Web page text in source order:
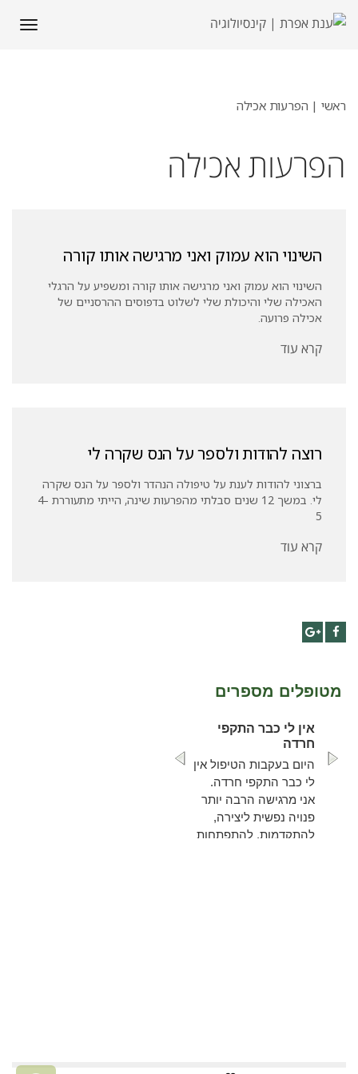
ראשי | הפרעות אכילה
הפרעות אכילה
השינוי הוא עמוק ואני מרגישה אותו קורה
השינוי הוא עמוק ואני מרגישה אותו קורה ומשפיע על הרגלי
האכילה שלי והיכולת שלי לשלוט בדפוסים ההרסניים של
אכילה פרועה.
קרא עוד
רוצה להודות ולספר על הנס שקרה לי
ברצוני להודות לענת על טיפולה הנהדר ולספר על הנס שקרה
לי. במשך 12 שנים סבלתי מהפרעות שינה, הייתי מתעוררת 4-
5
קרא עוד
מטופלים מספרים
אין לי כבר התקפי
חרדה
היום בעקבות הטיפול אין
לי כבר התקפי חרדה.
אני מרגישה הרבה יותר
פנויה נפשית ליצירה,
להתקדמות, להתפתחות